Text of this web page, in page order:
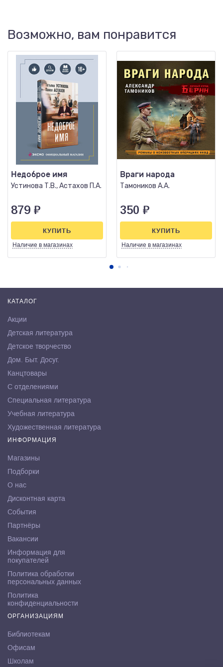
Возможно, вам понравится
Недоброе имя
Устинова Т.В., Астахов П.А.
879 ₽
Наличие в магазинах
КУПИТЬ
Враги народа
Тамоников А.А.
350 ₽
Наличие в магазинах
КУПИТЬ
КАТАЛОГ
Акции
Детская литература
Детское творчество
Дом. Быт. Досуг.
Канцтовары
С отделениями
Специальная литература
Учебная литература
Художественная литература
ИНФОРМАЦИЯ
Магазины
Подборки
О нас
Дисконтная карта
События
Партнёры
Вакансии
Информация для
покупателей
Политика обработки
персональных данных
Политика
конфиденциальности
ОРГАНИЗАЦИЯМ
Библиотекам
Офисам
Школам